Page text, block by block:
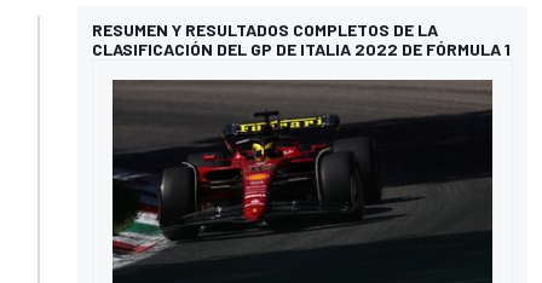
RESUMEN Y RESULTADOS COMPLETOS DE LA
CLASIFICACIÓN DEL GP DE ITALIA 2022 DE FÓRMULA 1